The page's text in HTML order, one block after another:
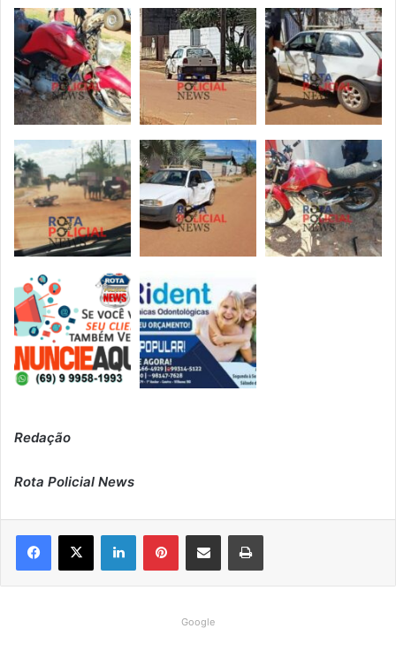
Redação
Rota Policial News
Google